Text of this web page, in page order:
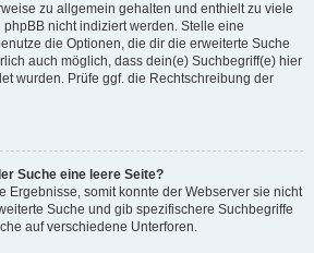
zu allgemein gehalten und enthielt zu viele
nicht indiziert werden. Stelle eine
die Optionen, die dir die erweiterte Suche
auch möglich, dass dein(e) Suchbegriff(e) hier
wurden. Prüfe ggf. die Rechtschreibung der
Suche eine leere Seite?
Ergebnisse, somit konnte der Webserver sie nicht
Suche und gib spezifischere Suchbegriffe
auf verschiedene Unterforen.